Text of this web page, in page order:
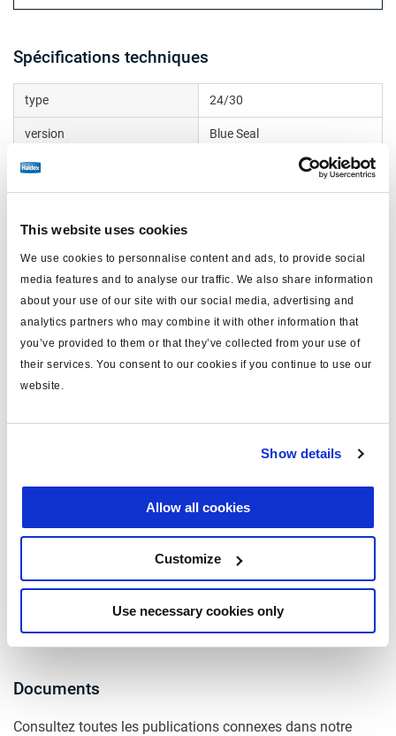
This website uses cookies
We use cookies to personnalise content and ads, to provide social
media features and to analyse our traffic. We also share information
about your use of our site with our social media, advertising and
analytics partners who may combine it with other information that
you’ve provided to them or that they’ve collected from your use of
their services. You consent to our cookies if you continue to use our
website.
Show details
Allow all cookies
Customize
Use necessary cookies only
Spécifications techniques
type 24/30
version Blue Seal
tige (mm)
protection
OEM/aftermarket
chape avec
filetage de fixation M16x1.5
pression maxi. d'utilisation
10.2
BC0167.1
course (mm) 76/76
Documents
Consultez toutes les publications connexes dans notre